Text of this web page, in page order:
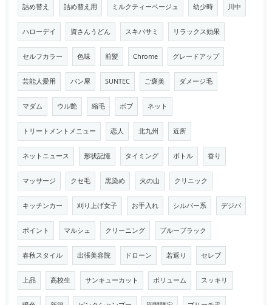
詰め替え 詰め替え用 ミルクティーベージュ 幼少時 川中
ハローデイ 資さんうどん スキバサミ リラックス効果
セルフカラー 色味 前髪 Chrome グレードアップ
芸能人愛用 パン屋 SUNTEC ご褒美 ダメージ毛
マダム ウル艶 縮毛 ボブ ネット
トリートメントメニュー 恋人 北九州 近所
ネットニュース 形状記憶 タイミング ボトル 香り
マッサージ クセ毛 黒染め 火の山 クリニック
キッチンカー 刈り上げ女子 お手入れ シルバー系 デジパ
ポイント マルシェ クリーニング ブルーブラック
春秋スタイル 出張美容院 ドローン 若返り セレブ
上品 高校生 サンキューカット ボリューム スッキリ